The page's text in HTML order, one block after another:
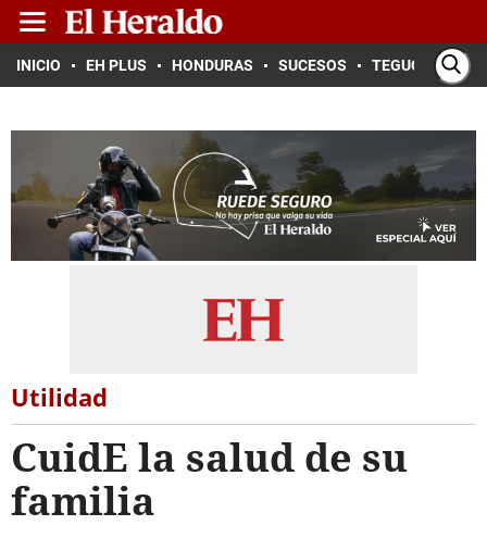
INICIO EH PLUS HONDURAS SUCESOS TEGUCIGALPA
Utilidad
CuidE la salud de su
familia